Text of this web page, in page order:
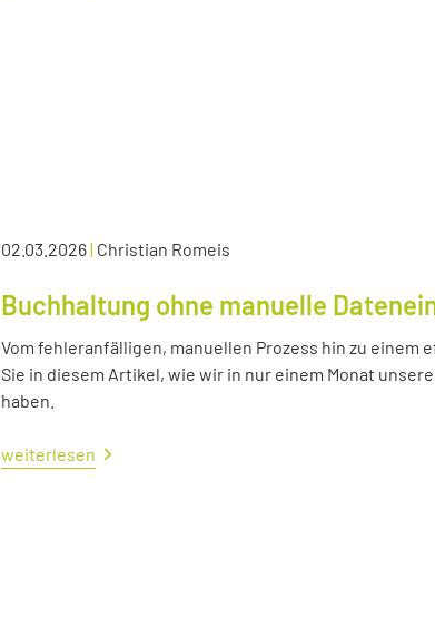
02.03.2026| Christian Romeis
Buchhaltung ohne manuelle
Vom fehleranfälligen, manuellen Prozess hin zu
Sie in diesem Artikel, wie wir in nur einem Monat
haben.
weiterlesen